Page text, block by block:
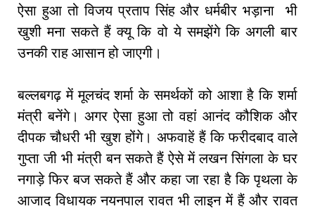
ऐसा हुआ तो विजय प्रताप सिंह और धर्मबीर भड़ाना भी
खुशी मना सकते हैं क्यू कि वो ये समझेंगे कि अगली बार
उनकी राह आसान हो जाएगी।
बल्लबगढ़ में मूलचंद शर्मा के समर्थकों को आशा है कि शर्मा
मंत्री बनेंगे। अगर ऐसा हुआ तो वहां आनंद कौशिक और
दीपक चौधरी भी खुश होंगे। अफवाहें हैं कि फरीदबाद वाले
गुप्ता जी भी मंत्री बन सकते हैं ऐसे में लखन सिंगला के घर
नगाड़े फिर बज सकते हैं और कहा जा रहा है कि पृथला के
आजाद विधायक नयनपाल रावत भी लाइन में हैं और रावत